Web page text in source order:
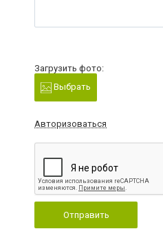
Загрузить фото:
Выбрать
Авторизоваться
Отправить